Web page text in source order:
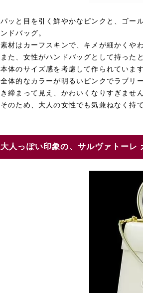
パッと目を引く鮮やかなピンクと、ゴー
ンドバッグ。
素材はカーフスキンで、キメが細かくや
また、女性がハンドバッグとして持った
本体のサイズ感を考慮して作られています
全体的なカラーが明るいピンクでラブリ
き締まって見え、かわいくなりすぎません
そのため、大人の女性でも気兼ねなく持
大人っぽい印象の、サルヴァトーレ